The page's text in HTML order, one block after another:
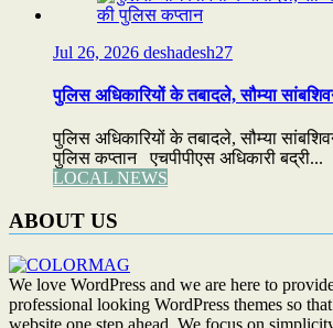
Jul 26, 2026 deshadesh27
पुलिस अधिकारियों के तबादले, सौम्या
पुलिस अधिकारियों के तबादले, सौम्या
पुलिस कप्तान एचपीपीएस अधिकारी बद्री...
LOCAL NEWS
ABOUT US
We love WordPress and we are here to
professional looking WordPress themes so
website one step ahead. We focus on